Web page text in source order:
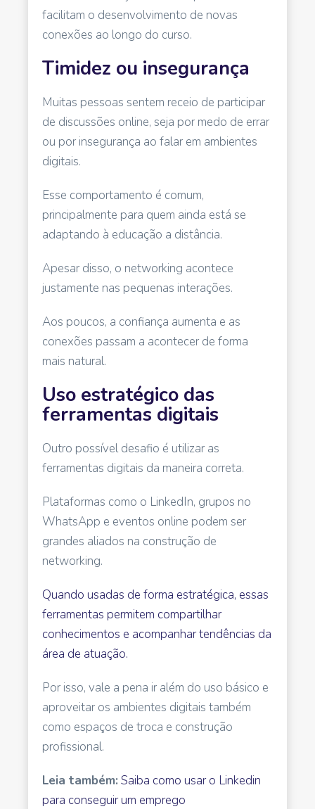
facilitam o desenvolvimento de novas
conexões ao longo do curso.
Timidez ou insegurança
Muitas pessoas sentem receio de participar
de discussões online, seja por medo de errar
ou por insegurança ao falar em ambientes
digitais.
Esse comportamento é comum,
principalmente para quem ainda está se
adaptando à educação a distância.
Apesar disso, o networking acontece
justamente nas pequenas interações.
Aos poucos, a confiança aumenta e as
conexões passam a acontecer de forma
mais natural.
Uso estratégico das
ferramentas digitais
Outro possível desafio é utilizar as
ferramentas digitais da maneira correta.
Plataformas como o LinkedIn, grupos no
WhatsApp e eventos online podem ser
grandes aliados na construção de
networking.
Quando usadas de forma estratégica, essas
ferramentas permitem compartilhar
conhecimentos e acompanhar tendências da
área de atuação.
Por isso, vale a pena ir além do uso básico e
aproveitar os ambientes digitais também
como espaços de troca e construção
profissional.
Leia também: Saiba como usar o Linkedin
para conseguir um emprego